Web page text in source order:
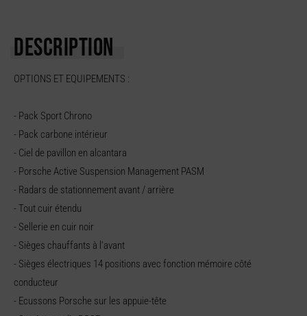
DESCRIPTION
OPTIONS ET EQUIPEMENTS :
- Pack Sport Chrono
- Pack carbone intérieur
- Ciel de pavillon en alcantara
- Porsche Active Suspension Management PASM
- Radars de stationnement avant / arrière
- Tout cuir étendu
- Sellerie en cuir noir
- Sièges chauffants à l'avant
- Sièges électriques 14 positions avec fonction mémoire côté
conducteur
- Ecussons Porsche sur les appuie-tête